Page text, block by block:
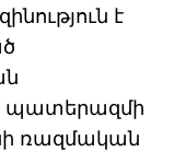
է
պատերազմի
ռազմական